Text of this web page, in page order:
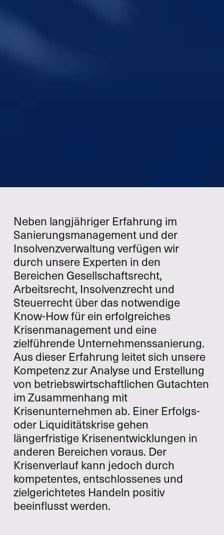
Neben langjähriger Erfahrung im
Sanierungsmanagement und der
Insolvenzverwaltung verfügen wir
durch unsere Experten in den
Bereichen Gesellschaftsrecht,
Arbeitsrecht, Insolvenzrecht und
Steuerrecht über das notwendige
Know-How für ein erfolgreiches
Krisenmanagement und eine
zielführende Unternehmenssanierung.
Aus dieser Erfahrung leitet sich unsere
Kompetenz zur Analyse und Erstellung
von betriebswirtschaftlichen Gutachten
im Zusammenhang mit
Krisenunternehmen ab. Einer Erfolgs-
oder Liquiditätskrise gehen
längerfristige Krisenentwicklungen in
anderen Bereichen voraus. Der
Krisenverlauf kann jedoch durch
kompetentes, entschlossenes und
zielgerichtetes Handeln positiv
beeinflusst werden.